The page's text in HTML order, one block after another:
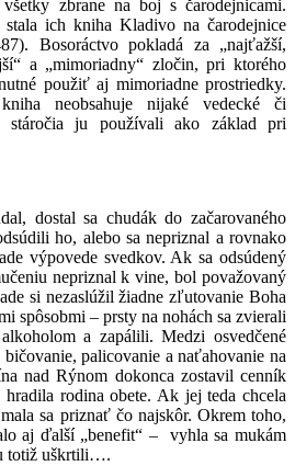
zbrane na boj s čarodejnicami.
ich kniha Kladivo na čarodejnice
Bosoráctvo pokladá za „najťažší,
a „mimoriadny“ zločin, pri ktorého
použiť aj mimoriadne prostriedky.
neobsahuje nijaké vedecké či
stáročia ju používali ako základ pri
dostal sa chudák do začarovaného
ho, alebo sa nepriznal a rovnako
výpovede svedkov. Ak sa odsúdený
nepriznal k vine, bol považovaný
si nezaslúžil žiadne zľutovanie Boha
spôsobmi – prsty na nohách sa zvierali
a zapálili. Medzi osvedčené
palicovanie a naťahovanie na
nad Rýnom dokonca zostavil cenník
rodina obete. Ak jej teda chcela
sa priznať čo najskôr. Okrem toho,
aj ďalší „benefit“ – vyhla sa mukám
totiž uškrtili….